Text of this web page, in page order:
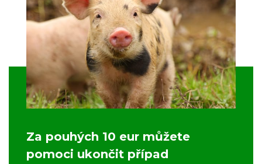
Za pouhých 10 eur můžete
pomoci ukončit případ